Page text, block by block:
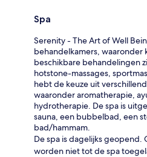
Spa
Serenity - The Art of Well
behandelkamers, waaronder
beschikbare behandelingen
hotstone-massages,
hebt de keuze uit
waaronder aromatherapie,
hydrotherapie. De spa is
sauna, een bubbelbad, een
bad/hammam.
De spa is dagelijks geopend.
worden niet tot de spa